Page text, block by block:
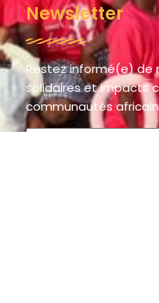
Newsletter
Restez informé(e) de
solidaires et impacts
communautés